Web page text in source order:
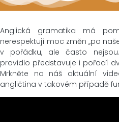
Anglická gramatika má
nerespektují moc změn „po
v pořádku, ale často
pravidlo představuje i pořadí
Mrkněte na náš aktuální
angličtina v takovém případě